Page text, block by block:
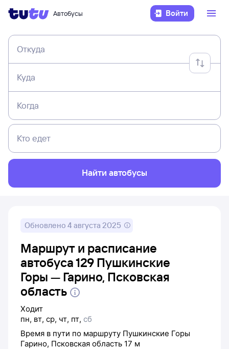
Автобусы Войти
Откуда
Куда
Когда
Кто едет
Найти автобусы
Обновлено 4 августа 2025
Маршрут и расписание
автобуса 129 Пушкинские
Горы — Гарино, Псковская
область
Ходит
пн, вт, ср, чт, пт, сб
Время в пути по маршруту Пушкинские Горы
Гарино, Псковская область 17 м